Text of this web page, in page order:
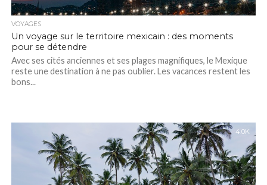
VOYAGES
Un voyage sur le territoire mexicain : des moments
pour se détendre
Avec ses cités anciennes et ses plages magnifiques, le Mexique
reste une destination à ne pas oublier. Les vacances restent les
bons...
4.0K